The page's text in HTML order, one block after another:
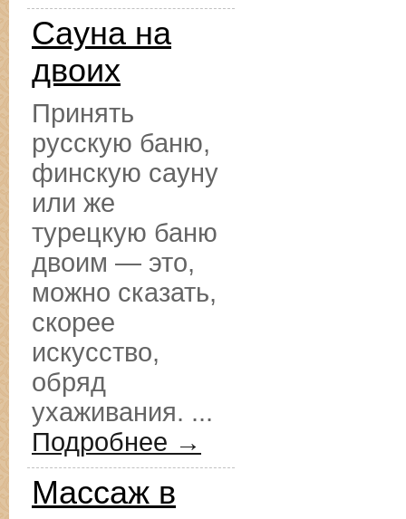
Сауна на
двоих
Принять
русскую баню,
финскую сауну
или же
турецкую баню
двоим — это,
можно сказать,
скорее
искусство,
обряд
ухаживания. ...
Подробнее →
Массаж в